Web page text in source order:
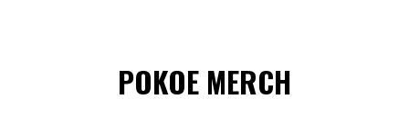
POKOE MERCH